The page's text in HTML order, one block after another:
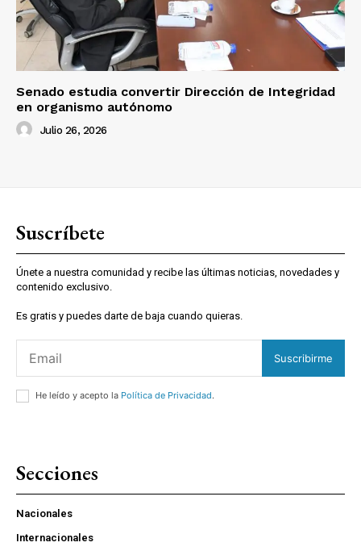
Senado estudia convertir Dirección de Integridad
en organismo autónomo
Julio 26, 2026
Suscríbete
Únete a nuestra comunidad y recibe las últimas noticias, novedades y
contenido exclusivo.
Es gratis y puedes darte de baja cuando quieras.
Suscribirme
He leído y acepto la Política de Privacidad.
Secciones
Nacionales
Internacionales